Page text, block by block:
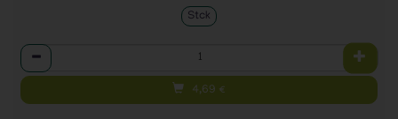
Stck
Anzahl
4,69 €